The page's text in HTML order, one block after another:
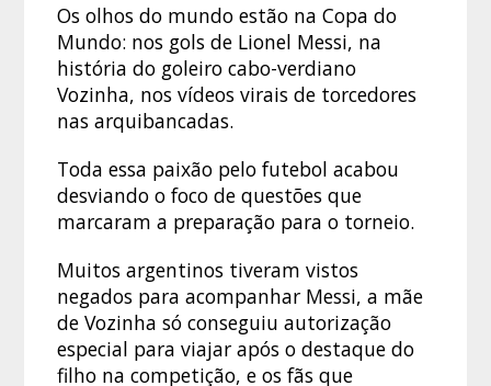
Os olhos do mundo estão na Copa do
Mundo: nos gols de Lionel Messi, na
história do goleiro cabo-verdiano
Vozinha, nos vídeos virais de torcedores
nas arquibancadas.
Toda essa paixão pelo futebol acabou
desviando o foco de questões que
marcaram a preparação para o torneio.
Muitos argentinos tiveram vistos
negados para acompanhar Messi, a mãe
de Vozinha só conseguiu autorização
especial para viajar após o destaque do
filho na competição, e os fãs que